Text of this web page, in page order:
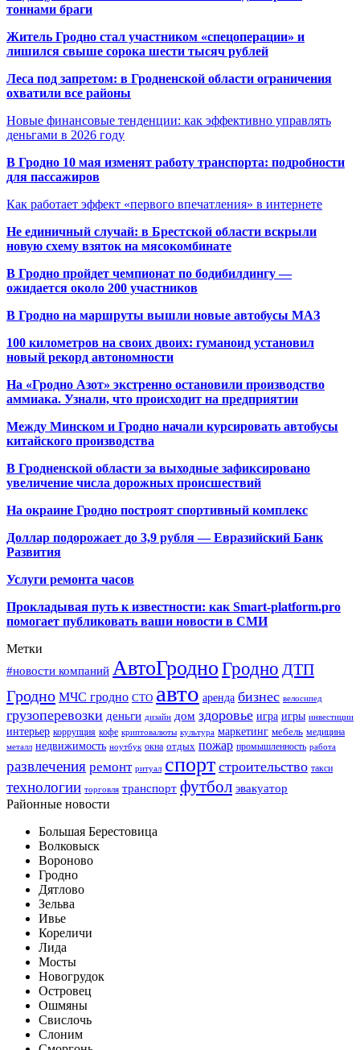
тоннами браги
Житель Гродно стал участником «спецоперации» и
лишился свыше сорока шести тысяч рублей
Леса под запретом: в Гродненской области ограничения
охватили все районы
Новые финансовые тенденции: как эффективно управлять
деньгами в 2026 году
В Гродно 10 мая изменят работу транспорта: подробности
для пассажиров
Как работает эффект «первого впечатления» в интернете
Не единичный случай: в Брестской области вскрыли
новую схему взяток на мясокомбинате
В Гродно пройдет чемпионат по бодибилдингу —
ожидается около 200 участников
В Гродно на маршруты вышли новые автобусы МАЗ
100 километров на своих двоих: гуманоид установил
новый рекорд автономности
На «Гродно Азот» экстренно остановили производство
аммиака. Узнали, что происходит на предприятии
Между Минском и Гродно начали курсировать автобусы
китайского производства
В Гродненской области за выходные зафиксировано
увеличение числа дорожных происшествий
На окраине Гродно построят спортивный комплекс
Доллар подорожает до 3,9 рубля — Евразийский Банк
Развития
Услуги ремонта часов
Прокладывая путь к известности: как Smart-platform.pro
помогает публиковать ваши новости в СМИ
Метки
#новости компаний АвтоГродноГродно ДТП
Гродно МЧС гродно СТО авто аренда бизнес велосипед
грузоперевозки деньги дизайн дом здоровье игра игры инвестиции
интерьер коррупция кофе криптовалюты культура маркетинг мебель медицина
металл недвижимость ноутбук окна отдых пожар промышленность работа
развлечения ремонт ритуал спорт строительство такси
технологии торговля транспорт футбол эвакуатор
Районные новости
Большая Берестовица
Волковыск
Вороново
Гродно
Дятлово
Зельва
Ивье
Кореличи
Лида
Мосты
Новогрудок
Островец
Ошмяны
Свислочь
Слоним